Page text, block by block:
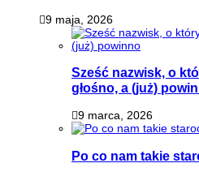
9 maja, 2026
Sześć nazwisk, o
głośno, a (już)
9 marca, 2026
Po co nam takie